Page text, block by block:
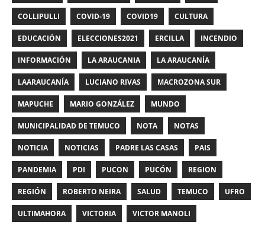
COLLIPULLI COVID-19 COVID19 CULTURA
EDUCACIÓN ELECCIONES2021 ERCILLA INCENDIO
INFORMACIÓN LA ARAUCANIA LA ARAUCANÍA
LAARAUCANÍA LUCIANO RIVAS MACROZONA SUR
MAPUCHE MARIO GONZÁLEZ MUNDO
MUNICIPALIDAD DE TEMUCO NOTA NOTAS
NOTICIA NOTICIAS PADRE LAS CASAS PAIS
PANDEMIA PDI PUCON PUCÓN REGION
REGIÓN ROBERTO NEIRA SALUD TEMUCO UFRO
ULTIMAHORA VICTORIA VICTOR MANOLI